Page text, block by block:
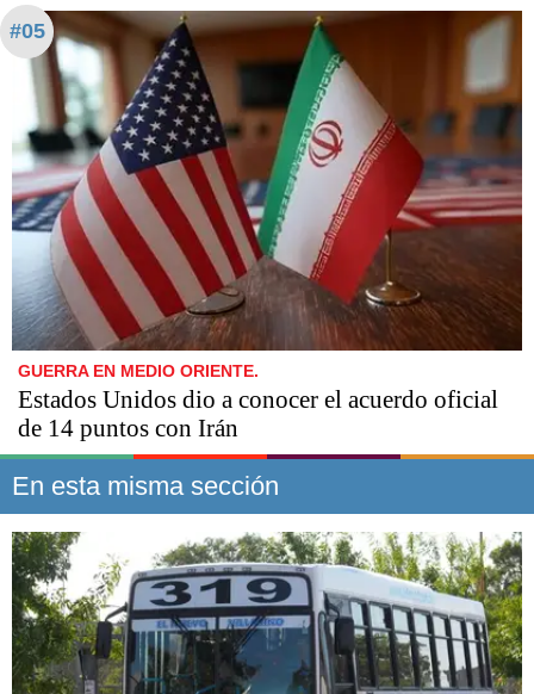
#05
GUERRA EN MEDIO ORIENTE.
Estados Unidos dio a conocer el acuerdo oficial
de 14 puntos con Irán
En esta misma sección